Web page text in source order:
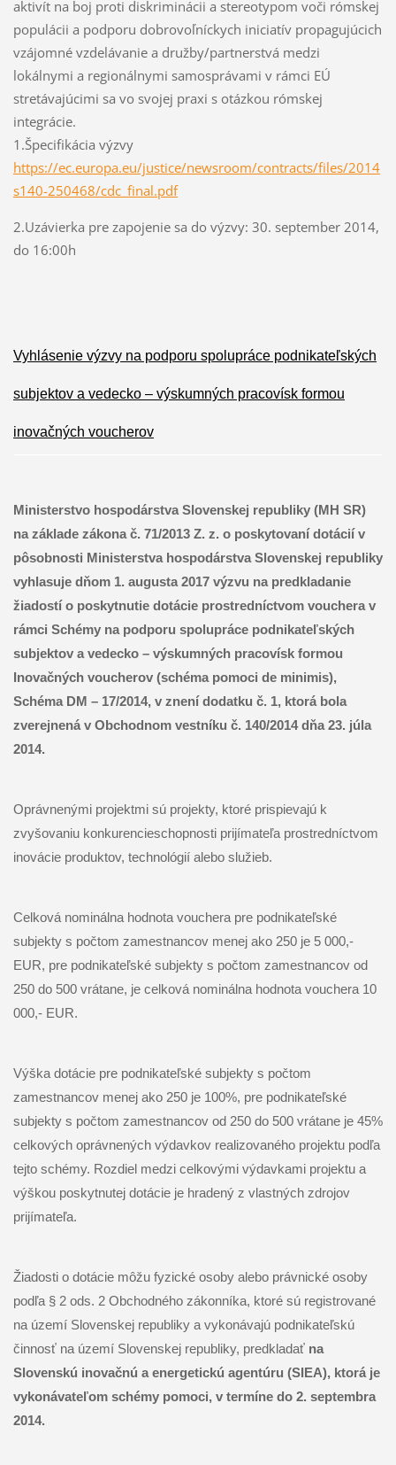
aktivít na boj proti diskriminácii a stereotypom voči rómskej
populácii a podporu dobrovoľníckych iniciatív propagujúcich
vzájomné vzdelávanie a družby/partnerstvá medzi
lokálnymi a regionálnymi samosprávami v rámci EÚ
stretávajúcimi sa vo svojej praxi s otázkou rómskej
integrácie.
1.Špecifikácia výzvy
https://ec.europa.eu/justice/newsroom/contracts/files/2014
s140-250468/cdc_final.pdf
2.Uzávierka pre zapojenie sa do výzvy: 30. september 2014,
do 16:00h
Vyhlásenie výzvy na podporu spolupráce podnikateľských
subjektov a vedecko – výskumných pracovísk formou
inovačných voucherov
Ministerstvo hospodárstva Slovenskej republiky (MH SR)
na základe zákona č. 71/2013 Z. z. o poskytovaní dotácií v
pôsobnosti Ministerstva hospodárstva Slovenskej republiky
vyhlasuje dňom 1. augusta 2017 výzvu na predkladanie
žiadostí o poskytnutie dotácie prostredníctvom vouchera v
rámci Schémy na podporu spolupráce podnikateľských
subjektov a vedecko – výskumných pracovísk formou
Inovačných voucherov (schéma pomoci de minimis),
Schéma DM – 17/2014, v znení dodatku č. 1, ktorá bola
zverejnená v Obchodnom vestníku č. 140/2014 dňa 23. júla
2014.
Oprávnenými projektmi sú projekty, ktoré prispievajú k
zvyšovaniu konkurencieschopnosti prijímateľa prostredníctvom
inovácie produktov, technológií alebo služieb.
Celková nominálna hodnota vouchera pre podnikateľské
subjekty s počtom zamestnancov menej ako 250 je 5 000,-
EUR, pre podnikateľské subjekty s počtom zamestnancov od
250 do 500 vrátane, je celková nominálna hodnota vouchera 10
000,- EUR.
Výška dotácie pre podnikateľské subjekty s počtom
zamestnancov menej ako 250 je 100%, pre podnikateľské
subjekty s počtom zamestnancov od 250 do 500 vrátane je 45%
celkových oprávnených výdavkov realizovaného projektu podľa
tejto schémy. Rozdiel medzi celkovými výdavkami projektu a
výškou poskytnutej dotácie je hradený z vlastných zdrojov
prijímateľa.
Žiadosti o dotácie môžu fyzické osoby alebo právnické osoby
podľa § 2 ods. 2 Obchodného zákonníka, ktoré sú registrované
na území Slovenskej republiky a vykonávajú podnikateľskú
činnosť na území Slovenskej republiky, predkladať na
Slovenskú inovačnú a energetickú agentúru (SIEA), ktorá je
vykonávateľom schémy pomoci, v termíne do 2. septembra
2014.